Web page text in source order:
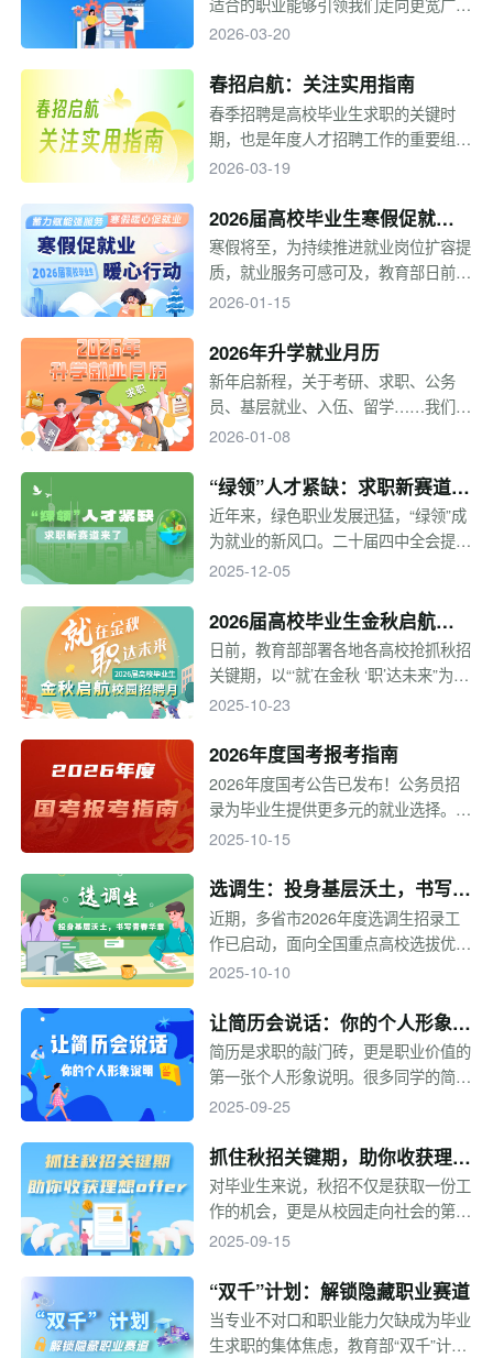
人生，本专题将推出一系列文章，从职
带大家一起了解各种职业、探索职业世
界，同学们要结合自身情况，综合考
虑，做出理性的选择。
2026-03-20
春招启航：关注实用指南
春季招聘是高校毕业生求职的关键时
期，也是年度人才招聘工作的重要组成
部分。为帮助毕业生明晰求职方向、掌
络、不同求职状态的应对策略以及基层
就业项目介绍，供毕业生参考。
2026-03-19
2026届高校毕业生寒假促就业
暖心行动
寒假将至，为持续推进就业岗位扩容提
质，就业服务可感可及，教育部日前部
署各地各高校以“蓄力赋能强服务 寒假
2026年2月集中开展2026届高校毕业
生“寒假促就业暖心行动”。
2026-01-15
2026年升学就业月历
新年启新程，关于考研、求职、公务
员、基层就业、入伍、留学……我们梳
理了全年关键节点，助力同学们锚定目
你前行，所求皆如愿，所行皆坦途！
2026-01-08
“绿领”人才紧缺：求职新赛道来
了
近年来，绿色职业发展迅猛，“绿领”成
为就业的新风口。二十届四中全会提
出，要牢固树立和践行绿水青山就是金
引，协同推进降碳、减污、扩绿、增
长，筑牢生态安全屏障，增强绿色发展
动能。在“双碳”目标驱动下，能源、制
的岗位。
2025-12-05
2026届高校毕业生金秋启航校
园招聘月
日前，教育部部署各地各高校抢抓秋招
关键期，以“‘就’在金秋 ‘职’达未来”为主
题，于2025年9月至11月集中开展“金
上线下等多种形式，广泛汇集用人单位
岗位资源，拓展市场化社会化就业渠
道，精准做好就业指导服务，帮助毕业
尽早实现就业。
2025-10-23
2026年度国考报考指南
2026年度国考公告已发布！公务员招
录为毕业生提供更多元的就业选择。今
年国考有哪些要点关注？国考报考需要
2025-10-15
选调生：投身基层沃土，书写青
春华章
近期，多省市2026年度选调生招录工
作已启动，面向全国重点高校选拔优秀
应届毕业生。近几年，许多选调生在基
理想抱负，为新时代发展贡献青春力
量。有意报考的同学看过来，让我们一
起走近选调生！
2025-10-10
让简历会说话：你的个人形象说
明
简历是求职的敲门砖，更是职业价值的
第一张个人形象说明。很多同学的简历
总是在投出之后石沉大海，其实，这很
简历没能体现你的优秀。快来学习如何
制作一份“吸引人”的简历！
2025-09-25
抓住秋招关键期，助你收获理想
offer
对毕业生来说，秋招不仅是获取一份工
作的机会，更是从校园走向社会的第一
次考验。有人在这场考验中一帆风顺，
在学业与求职间难以平衡。其实，秋招
的结果并非运气使然，而是“规划、定
位、准备、心态”共同作用的结果。下
2025-09-15
“双千”计划：解锁隐藏职业赛道
当专业不对口和职业能力欠缺成为毕业
生求职的集体焦虑，教育部“双千”计划